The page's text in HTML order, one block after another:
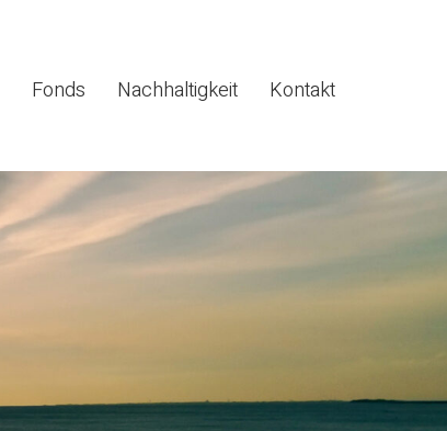
Fonds Nachhaltigkeit Kontakt